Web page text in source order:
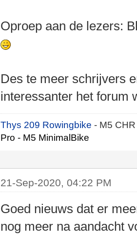
Oproep aan de lezers:
Des te meer schrijvers
interessanter het forum
Thys 209 Rowingbike- M5
Pro - M5 MinimalBike
21-Sep-2020, 04:22 PM
Goed nieuws dat er
nog meer na aandacht